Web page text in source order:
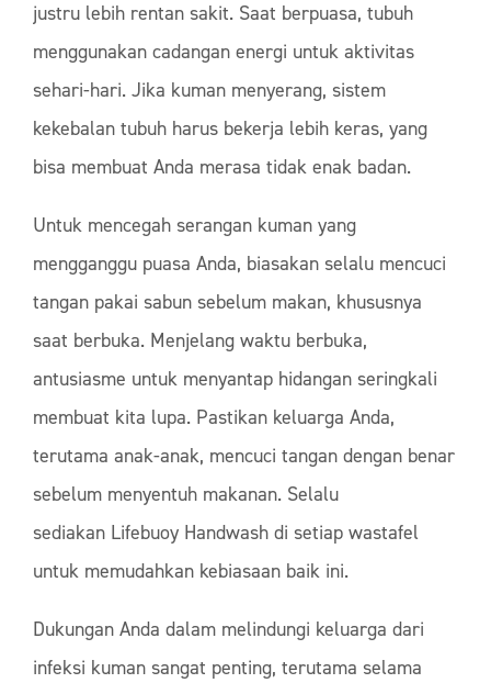
justru lebih rentan sakit. Saat berpuasa, tubuh
menggunakan cadangan energi untuk aktivitas
sehari-hari. Jika kuman menyerang, sistem
kekebalan tubuh harus bekerja lebih keras, yang
bisa membuat Anda merasa tidak enak badan.
Untuk mencegah serangan kuman yang
mengganggu puasa Anda, biasakan selalu mencuci
tangan pakai sabun sebelum makan, khususnya
saat berbuka. Menjelang waktu berbuka,
antusiasme untuk menyantap hidangan seringkali
membuat kita lupa. Pastikan keluarga Anda,
terutama anak-anak, mencuci tangan dengan benar
sebelum menyentuh makanan. Selalu
sediakan Lifebuoy Handwash di setiap wastafel
untuk memudahkan kebiasaan baik ini.
Dukungan Anda dalam melindungi keluarga dari
infeksi kuman sangat penting, terutama selama